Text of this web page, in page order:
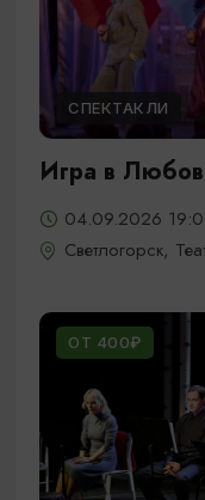
СПЕКТАКЛИ
Игра в
04.09.2026
Светлогорск,
ОТ 400₽